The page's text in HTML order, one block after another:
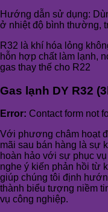
Hướng dẫn sử dụng:
ở nhiệt độ bình thường,
R32 là khí hóa lỏng
hỗn hợp chất làm lạnh,
gas thay thế cho R22
Gas lạnh DY R32
Error: Contact form not
Với phương châm hoạt
mãi sau bán hàng là sự
hoàn hảo với sự phục
nghe ý kiến phản hồi từ
giúp chúng tôi định
thành biểu tượng niềm
vụ công nghiệp.